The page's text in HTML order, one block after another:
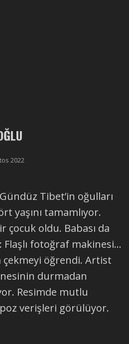
2022
Tibet’in oğulları
yaşını tamamlıyor.
çocuk oldu. Babası da
Flaşlı fotoğraf makinesi…
çekmeyi öğrendi. Artist
durmadan
Resimde mutlu
verişleri görülüyor.